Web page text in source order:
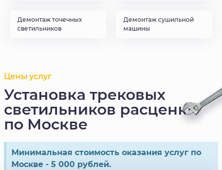
Демонтаж точечных
светильников
Демонтаж сушильной
машины
Цены услуг
Установка трековых
светильников расценки
по Москве
Минимальная стоимость оказания услуг по
Москве - 5 000 рублей.